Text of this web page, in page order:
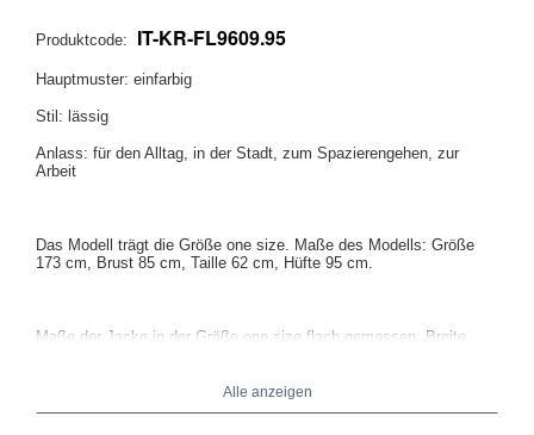
Produktcode: IT-KR-FL9609.95
Hauptmuster: einfarbig
Stil: lässig
Anlass: für den Alltag, in der Stadt, zum Spazierengehen, zur
Arbeit
Das Modell trägt die Größe one size. Maße des Modells: Größe
173 cm, Brust 85 cm, Taille 62 cm, Hüfte 95 cm.
Maße der Jacke in der Größe one size flach gemessen: Breite
Alle anzeigen